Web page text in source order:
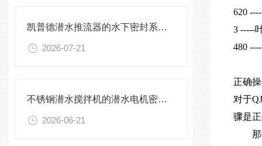
凯普德潜水推流器的水下密封系统维护全流程指南说明
2026-07-21
不锈钢潜水搅拌机的潜水电机密封与泄漏保护
2026-06-21
620
3 -----
480
正确
对于
骤是
那操